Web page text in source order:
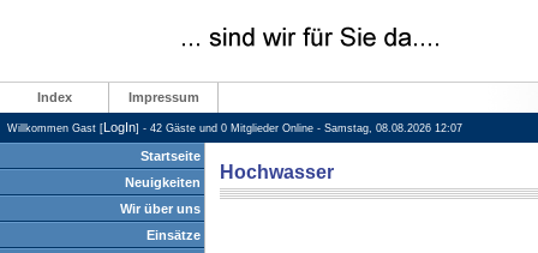
Index Impressum
Willkommen Gast [LogIn] - 42 Gäste und 0 Mitglieder Online - Samstag, 08.08.2026 12:07
Startseite
Neuigkeiten
Wir über uns
Einsätze
Hochwasser